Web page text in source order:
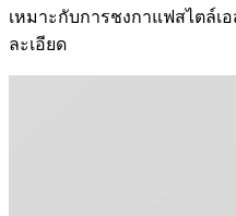
เหมาะกับการชงกาแฟสไตล์เ
ละเอียด